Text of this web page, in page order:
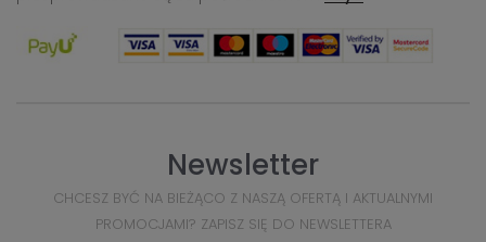
Newsletter
CHCESZ BYĆ NA BIEŻĄCO Z NASZĄ OFERTĄ I AKTUALNYMI
PROMOCJAMI? ZAPISZ SIĘ DO NEWSLETTERA